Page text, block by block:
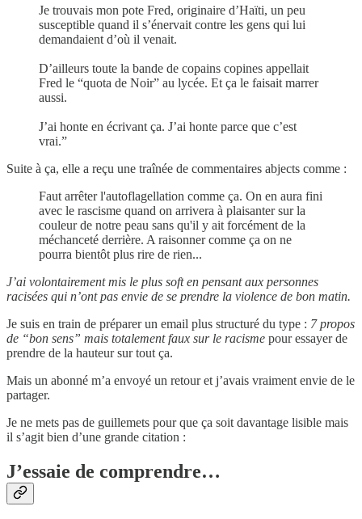
Je trouvais mon pote Fred, originaire d’Haïti, un peu
susceptible quand il s’énervait contre les gens qui lui
demandaient d’où il venait.
D’ailleurs toute la bande de copains copines appellait
Fred le “quota de Noir” au lycée. Et ça le faisait marrer
aussi.
J’ai honte en écrivant ça. J’ai honte parce que c’est
vrai.”
Suite à ça, elle a reçu une traînée de commentaires abjects comme :
Faut arrêter l'autoflagellation comme ça. On en aura fini
avec le rascisme quand on arrivera à plaisanter sur la
couleur de notre peau sans qu'il y ait forcément de la
méchanceté derrière. A raisonner comme ça on ne
pourra bientôt plus rire de rien...
J’ai volontairement mis le plus soft en pensant aux personnes
racisées qui n’ont pas envie de se prendre la violence de bon matin.
Je suis en train de préparer un email plus structuré du type : 7 propos
de “bon sens” mais totalement faux sur le racisme pour essayer de
prendre de la hauteur sur tout ça.
Mais un abonné m’a envoyé un retour et j’avais vraiment envie de le
partager.
Je ne mets pas de guillemets pour que ça soit davantage lisible mais
il s’agit bien d’une grande citation :
J’essaie de comprendre…